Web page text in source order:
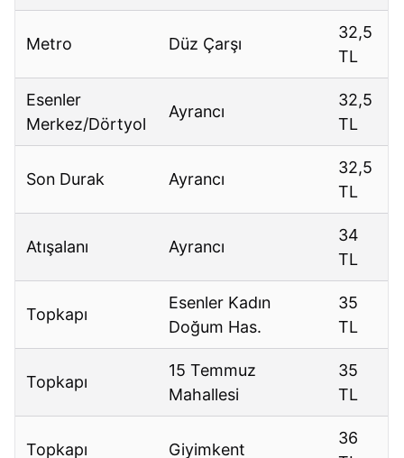
Metro Düz Çarşı
32,5
TL
Esenler
Merkez/Dörtyol
Ayrancı
32,5
TL
Son Durak Ayrancı
32,5
TL
Atışalanı Ayrancı
34
TL
Topkapı
Esenler Kadın
Doğum Has.
35
TL
Topkapı
15 Temmuz
Mahallesi
35
TL
Topkapı Giyimkent
36